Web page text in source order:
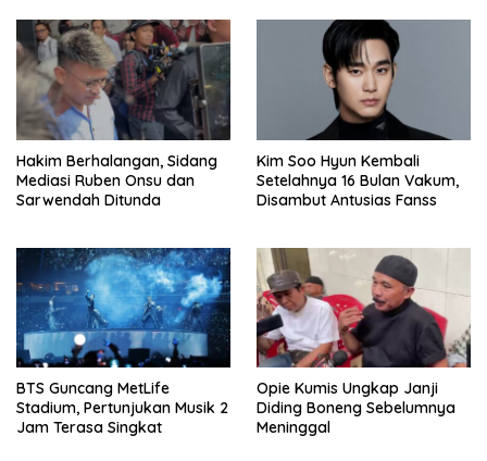
Hakim Berhalangan, Sidang
Mediasi Ruben Onsu dan
Sarwendah Ditunda
Kim Soo Hyun Kembali
Setelahnya 16 Bulan Vakum,
Disambut Antusias Fanss
BTS Guncang MetLife
Stadium, Pertunjukan Musik 2
Jam Terasa Singkat
Opie Kumis Ungkap Janji
Diding Boneng Sebelumnya
Meninggal